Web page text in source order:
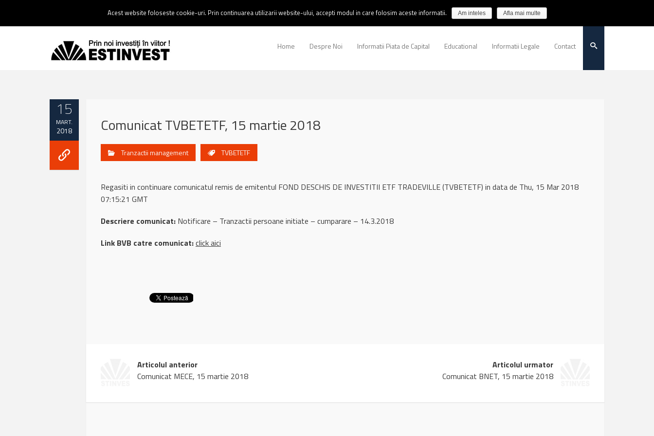
0237 238 900 |Email :contact@estinvest.ro
Home Despre Noi Informatii Piata de Capital Educational Informatii Legale Contact
15
MART.
2018 Comunicat TVBETETF, 15 martie 2018
Tranzactii management TVBETETF
Regasiti in continuare comunicatul remis de emitentul FOND DESCHIS DE INVESTITII ETF TRADEVILLE (TVBETETF) in data de Thu, 15 Mar 2018
07:15:21 GMT
Descriere comunicat: Notificare – Tranzactii persoane initiate – cumparare – 14.3.2018
Link BVB catre comunicat:click aici
Articolul anterior
Comunicat MECE, 15 martie 2018
Articolul urmator
Comunicat BNET, 15 martie 2018
Acest website foloseste cookie-uri. Prin continuarea utilizarii website-ului, accepti modul in care folosim aceste informatii. Am inteles Afla mai multe